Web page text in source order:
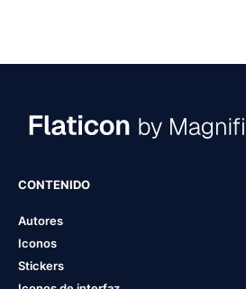
CONTENIDO
Autores
Iconos
Stickers